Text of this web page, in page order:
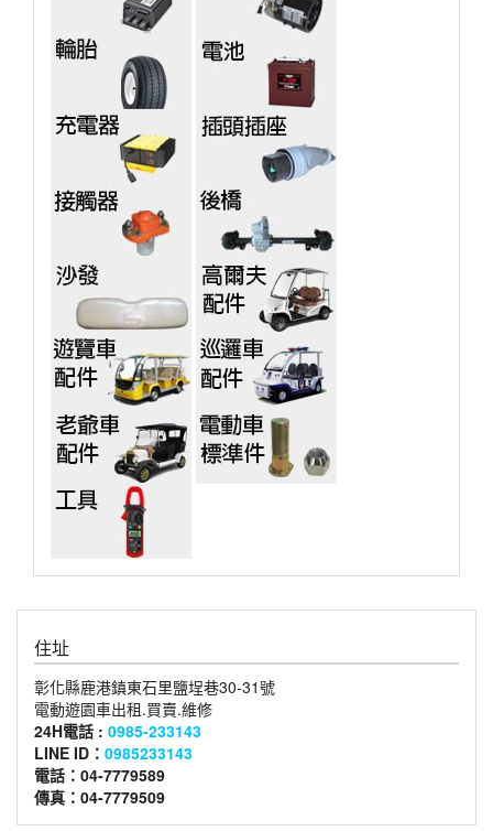
住址
彰化縣鹿港鎮東石里鹽埕巷30-31號
電動遊園車出租.買賣.維修
24H電話 : 0985-233143
LINE ID： 0985233143
電話：04-7779589
傳真：04-7779509